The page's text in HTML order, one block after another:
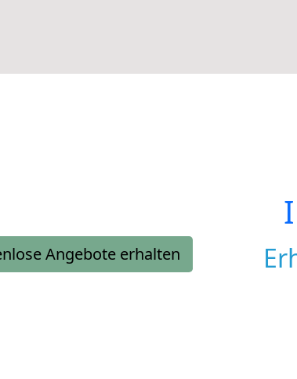
Angebote erhalten